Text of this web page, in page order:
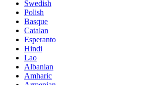
Swedish
Polish
Basque
Catalan
Esperanto
Hindi
Lao
Albanian
Amharic